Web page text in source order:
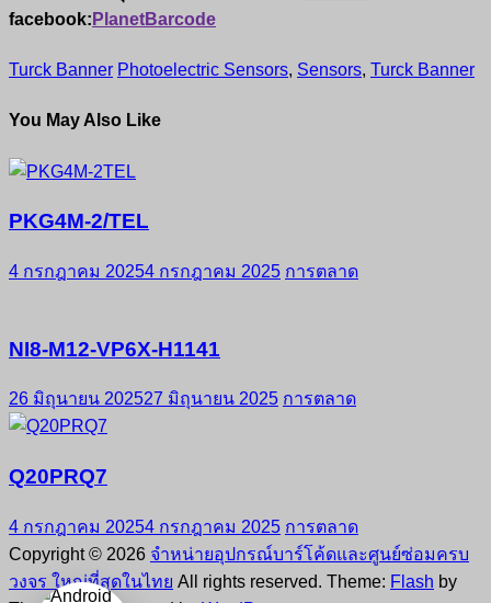
facebook: PlanetBarcode
Turck Banner Photoelectric Sensors, Sensors, Turck Banner
You May Also Like
PKG4M-2/TEL
4 กรกฎาคม 20254 กรกฎาคม 2025 การตลาด
NI8-M12-VP6X-H1141
26 มิถุนายน 202527 มิถุนายน 2025 การตลาด
Q20PRQ7
4 กรกฎาคม 20254 กรกฎาคม 2025 การตลาด
Copyright © 2026 จำหน่ายอุปกรณ์บาร์โค้ดและศูนย์ซ่อมครบ
วงจร ใหญ่ที่สุดในไทย All rights reserved. Theme: Flash by